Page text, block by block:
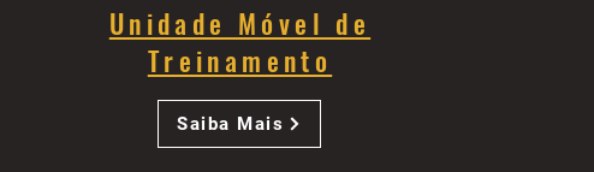
Unidade Móvel de
Treinamento
Saiba Mais